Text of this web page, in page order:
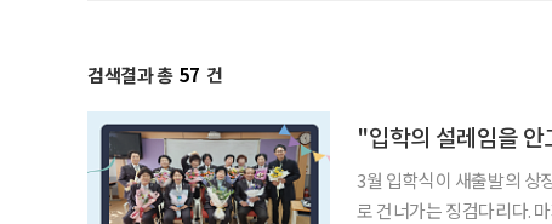
검색결과 총 57 건
"입학의 설레임을
3월 입학식이 새출발의 상
로 건너가는 징검다리다.